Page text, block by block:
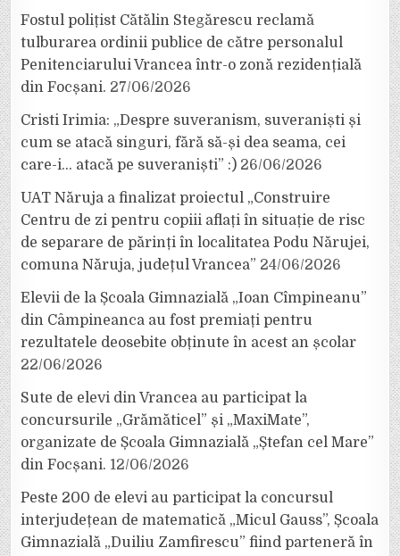
Fostul polițist Cătălin Stegărescu reclamă
tulburarea ordinii publice de către personalul
Penitenciarului Vrancea într-o zonă rezidențială
din Focșani. 27/06/2026
Cristi Irimia: „Despre suveranism, suveraniști și
cum se atacă singuri, fără să-și dea seama, cei
care-i… atacă pe suveraniști” :) 26/06/2026
UAT Năruja a finalizat proiectul „Construire
Centru de zi pentru copiii aflați în situație de risc
de separare de părinți în localitatea Podu Nărujei,
comuna Năruja, județul Vrancea” 24/06/2026
Elevii de la Școala Gimnazială „Ioan Cîmpineanu”
din Câmpineanca au fost premiați pentru
rezultatele deosebite obținute în acest an școlar
22/06/2026
Sute de elevi din Vrancea au participat la
concursurile „Grămăticel” și „MaxiMate”,
organizate de Școala Gimnazială „Ștefan cel Mare”
din Focșani. 12/06/2026
Peste 200 de elevi au participat la concursul
interjudețean de matematică „Micul Gauss”, Școala
Gimnazială „Duiliu Zamfirescu” fiind parteneră în